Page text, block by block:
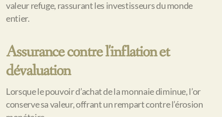
valeur refuge, rassurant les investisseurs du monde
entier.
Assurance contre l'inflation et
dévaluation
Lorsque le pouvoir d’achat de la monnaie diminue, l’or
conserve sa valeur, offrant un rempart contre l’érosion